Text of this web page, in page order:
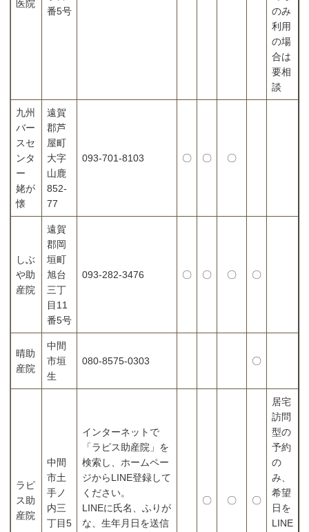
医院
番5号
のみ
利用
の場
合は
要相
談
九州
バー
スセ
ンタ
ー
姥が
懐
遠賀
郡芦
屋町
大字
山鹿
852-
77
093-701-8103 〇 〇 〇
しぶ
や助
産院
遠賀
郡岡
垣町
旭台
三丁
目11
番5号
093-282-3476 〇 〇 〇 〇
晴助
産院
中間
市垣
生
080-8575-0303 〇
ラピ
ス助
産院
中間
市土
手ノ
内三
丁目5
インターネットで
「ラピス助産院」を
検索し、ホームペー
ジからLINE登録して
ください。
LINEに氏名、ふりが
な、生年月日を送信
〇 〇 〇
居宅
訪問
型の
予約
の
み、
希望
日を
LINE